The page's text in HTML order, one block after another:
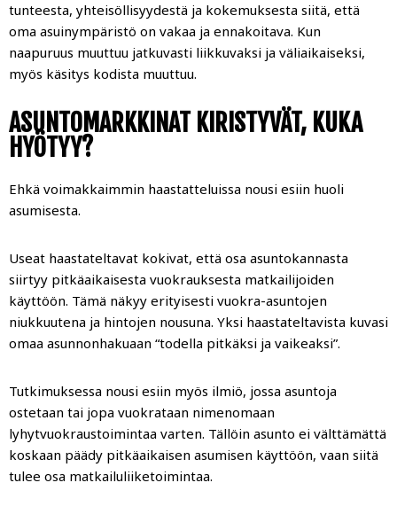
tunteesta, yhteisöllisyydestä ja kokemuksesta siitä, että
oma asuinympäristö on vakaa ja ennakoitava. Kun
naapuruus muuttuu jatkuvasti liikkuvaksi ja väliaikaiseksi,
myös käsitys kodista muuttuu.
ASUNTOMARKKINAT KIRISTYVÄT, KUKA
HYÖTYY?
Ehkä voimakkaimmin haastatteluissa nousi esiin huoli
asumisesta.
Useat haastateltavat kokivat, että osa asuntokannasta
siirtyy pitkäaikaisesta vuokrauksesta matkailijoiden
käyttöön. Tämä näkyy erityisesti vuokra-asuntojen
niukkuutena ja hintojen nousuna. Yksi haastateltavista kuvasi
omaa asunnonhakuaan “todella pitkäksi ja vaikeaksi”.
Tutkimuksessa nousi esiin myös ilmiö, jossa asuntoja
ostetaan tai jopa vuokrataan nimenomaan
lyhytvuokraustoimintaa varten. Tällöin asunto ei välttämättä
koskaan päädy pitkäaikaisen asumisen käyttöön, vaan siitä
tulee osa matkailuliiketoimintaa.